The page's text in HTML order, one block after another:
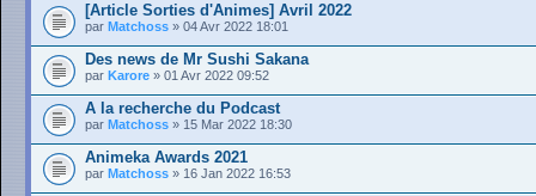
[Article Sorties d'Animes] Avril 2022
par Matchoss » 04 Avr 2022 18:01
Des news de Mr Sushi Sakana
par Karore » 01 Avr 2022 09:52
A la recherche du Podcast
par Matchoss » 15 Mar 2022 18:30
Animeka Awards 2021
par Matchoss » 16 Jan 2022 16:53